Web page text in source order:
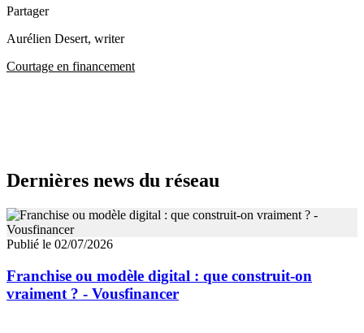
Partager
Aurélien Desert, writer
Courtage en financement
Dernières news du réseau
Publié le 02/07/2026
Franchise ou modèle digital : que construit-on
vraiment ? - Vousfinancer